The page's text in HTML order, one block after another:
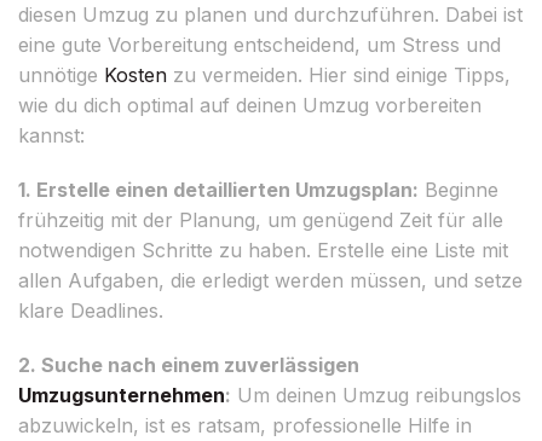
diesen Umzug zu planen und durchzuführen. Dabei ist
eine gute Vorbereitung entscheidend, um Stress und
unnötige Kosten zu vermeiden. Hier sind einige Tipps,
wie du dich optimal auf deinen Umzug vorbereiten
kannst:
1. Erstelle einen detaillierten Umzugsplan: Beginne
frühzeitig mit der Planung, um genügend Zeit für alle
notwendigen Schritte zu haben. Erstelle eine Liste mit
allen Aufgaben, die erledigt werden müssen, und setze
klare Deadlines.
2. Suche nach einem zuverlässigen
Umzugsunternehmen: Um deinen Umzug reibungslos
abzuwickeln, ist es ratsam, professionelle Hilfe in